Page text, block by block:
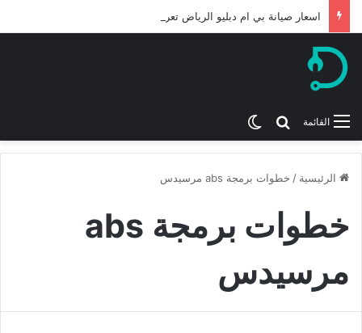
اسعار صيانة بي ام دبليو الرياض تعرف عليها لعام 2026
القائمة بحث عن
الرئيسية / خطوات برمجة abs مرسيدس
خطوات برمجة abs
مرسيدس